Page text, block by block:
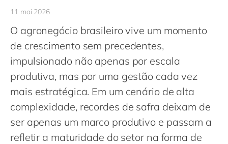
Luxembourg
Malaysia
Morocco
Netherlands
nl
Philippines
11 mai 2026
O agronegócio brasileiro vive um momento
de crescimento sem precedentes,
impulsionado não apenas por escala
produtiva, mas por uma gestão cada vez
mais estratégica. Em um cenário de alta
complexidade, recordes de safra deixam de
ser apenas um marco produtivo e passam a
refletir a maturidade do setor na forma de